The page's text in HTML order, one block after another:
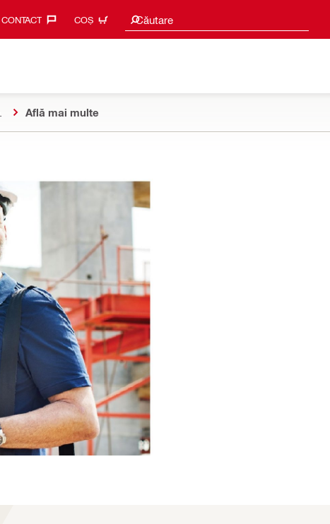
CONTACT‎ COȘ Căutare
Caută sugestii
Află mai multe